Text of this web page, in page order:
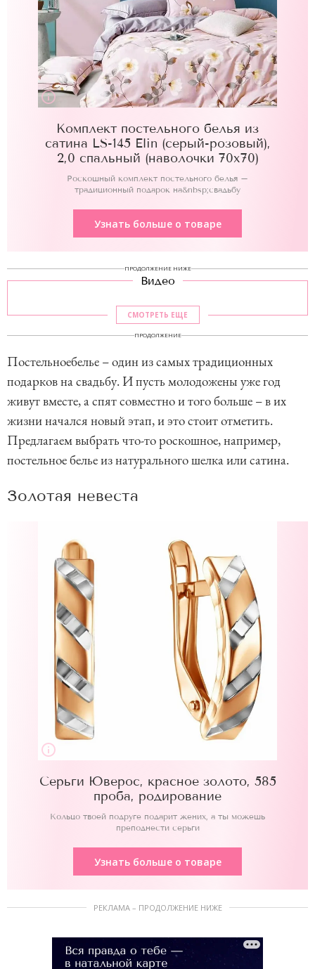
Комплект постельного белья из
сатина LS-145 Elin (серый-розовый),
2,0 спальный (наволочки 70x70)
Роскошный комплект постельного белья –
традиционный подарок на&nbsp;свадьбу
Узнать больше о товаре
ПРОДОЛЖЕНИЕ НИЖЕ
Видео
СМОТРЕТЬ ЕЩЕ
ПРОДОЛЖЕНИЕ
Постельноебелье – один из самых традиционных
подарков на свадьбу. И пусть молодожены уже год
живут вместе, а спят совместно и того больше – в их
жизни начался новый этап, и это стоит отметить.
Предлагаем выбрать что-то роскошное, например,
постельное белье из натурального шелка или сатина.
Золотая невеста
Серьги Юверос, красное золото, 585
проба, родирование
Кольцо твоей подруге подарит жених, а ты можешь
преподнести серьги
Узнать больше о товаре
РЕКЛАМА – ПРОДОЛЖЕНИЕ НИЖЕ